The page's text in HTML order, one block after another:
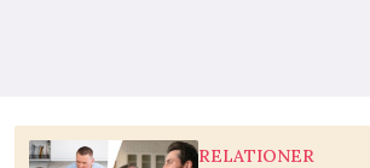
RELATIONER